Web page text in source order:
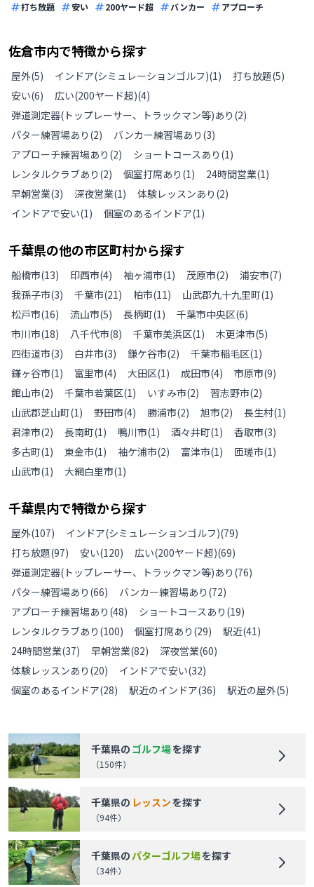
打ち放題 安い 200ヤード超 バンカー アプローチ
佐倉市内で特徴から探す
屋外(5) インドア(シミュレーションゴルフ)(1) 打ち放題(5)
安い(6) 広い(200ヤード超)(4)
弾道測定器(トップレーサー、トラックマン等)あり (2)
パター練習場あり (2) バンカー練習場あり (3)
アプローチ練習場あり (2) ショートコースあり (1)
レンタルクラブあり (2) 個室打席あり (1) 24時間営業(1)
早朝営業(3) 深夜営業(1) 体験レッスンあり (2)
インドアで安い(1) 個室のあるインドア(1)
千葉県の他の市区町村から探す
船橋市(13) 印西市(4) 袖ヶ浦市(1) 茂原市(2) 浦安市(7)
我孫子市(3) 千葉市(21) 柏市(11) 山武郡九十九里町(1)
松戸市(16) 流山市(5) 長柄町(1) 千葉市中央区(6)
市川市(18) 八千代市(8) 千葉市美浜区(1) 木更津市(5)
四街道市(3) 白井市(3) 鎌ケ谷市(2) 千葉市稲毛区(1)
鎌ヶ谷市(1) 富里市(4) 大田区(1) 成田市(4) 市原市(9)
館山市(2) 千葉市若葉区(1) いすみ市(2) 習志野市(2)
山武郡芝山町(1) 野田市(4) 勝浦市(2) 旭市(2) 長生村(1)
君津市(2) 長南町(1) 鴨川市(1) 酒々井町(1) 香取市(3)
多古町(1) 東金市(1) 袖ケ浦市(2) 富津市(1) 匝瑳市(1)
山武市(1) 大網白里市(1)
千葉県内で特徴から探す
屋外(107) インドア(シミュレーションゴルフ)(79)
打ち放題(97) 安い(120) 広い(200ヤード超)(69)
弾道測定器(トップレーサー、トラックマン等)あり (76)
パター練習場あり (66) バンカー練習場あり (72)
アプローチ練習場あり (48) ショートコースあり (19)
レンタルクラブあり (100) 個室打席あり (29) 駅近(41)
24時間営業(37) 早朝営業(82) 深夜営業(60)
体験レッスンあり (20) インドアで安い(32)
個室のあるインドア(28) 駅近のインドア(36) 駅近の屋外(5)
千葉県の ゴルフ場を探す
（150件）
千葉県の レッスンを探す
（94件）
千葉県のパターゴルフ場を探す
（34件）